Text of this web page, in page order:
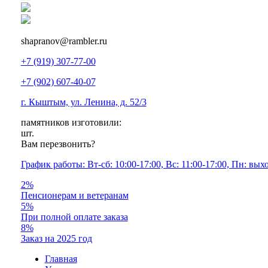
shapranov@rambler.ru
+7 (919) 307-77-00
+7 (902) 607-40-07
г. Кыштым, ул. Ленина, д. 52/3
памятников изготовили:
шт.
Вам перезвонить?
График работы: Вт-сб: 10:00-17:00, Вс: 11:00-17:00, Пн:
2%
Пенсионерам и ветеранам
5%
При полной оплате заказа
8%
Заказ на 2025 год
Главная